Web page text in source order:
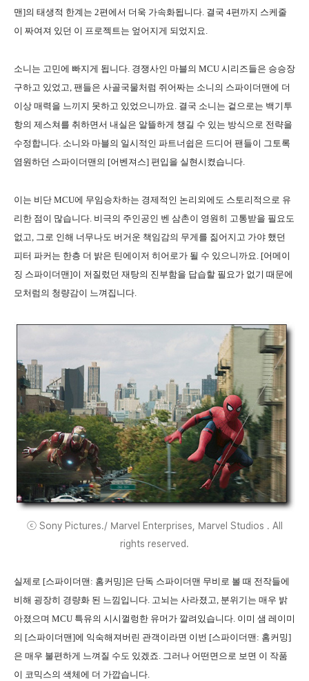
맨]의 태생적 한계는 2편에서 더욱 가속화됩니다. 결국 4편까지 스케줄
이 짜여져 있던 이 프로젝트는 엎어지게 되었지요.
소니는 고민에 빠지게 됩니다. 경쟁사인 마블의 MCU 시리즈들은 승승장
구하고 있었고, 팬들은 사골국물처럼 쥐어짜는 소니의 스파이더맨에 더
이상 매력을 느끼지 못하고 있었으니까요. 결국 소니는 겉으로는 백기투
항의 제스쳐를 취하면서 내실은 알뜰하게 챙길 수 있는 방식으로 전략을
수정합니다. 소니와 마블의 일시적인 파트너쉽은 드디어 팬들이 그토록
염원하던 스파이더맨의 [어벤져스] 편입을 실현시켰습니다.
이는 비단 MCU에 무임승차하는 경제적인 논리외에도 스토리적으로 유
리한 점이 많습니다. 비극의 주인공인 벤 삼촌이 영원히 고통받을 필요도
없고, 그로 인해 너무나도 버거운 책임감의 무게를 짊어지고 가야 했던
피터 파커는 한층 더 밝은 틴에이저 히어로가 될 수 있으니까요. [어메이
징 스파이더맨]이 저질렀던 재탕의 진부함을 답습할 필요가 없기 때문에
모처럼의 청량감이 느껴집니다.
ⓒ Sony Pictures./ Marvel Enterprises, Marvel Studios . All
rights reserved.
실제로 [스파이더맨: 홈커밍]은 단독 스파이더맨 무비로 볼 때 전작들에
비해 굉장히 경량화 된 느낌입니다. 고뇌는 사라졌고, 분위기는 매우 밝
아졌으며 MCU 특유의 시시껄렁한 유머가 깔려있습니다. 이미 샘 레이미
의 [스파이더맨]에 익숙해져버린 관객이라면 이번 [스파이더맨: 홈커밍]
은 매우 불편하게 느껴질 수도 있겠죠. 그러나 어떤면으로 보면 이 작품
이 코믹스의 색체에 더 가깝습니다.